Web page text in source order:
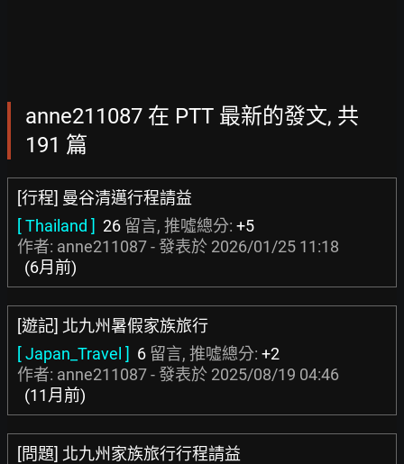
anne211087 在 PTT 最新的發文, 共
191 篇
[行程] 曼谷清邁行程請益
[ Thailand ] 26 留言, 推噓總分: +5
作者: anne211087 - 發表於 2026/01/25 11:18
(6月前)
[遊記] 北九州暑假家族旅行
[ Japan_Travel ] 6 留言, 推噓總分: +2
作者: anne211087 - 發表於 2025/08/19 04:46
(11月前)
[問題] 北九州家族旅行行程請益